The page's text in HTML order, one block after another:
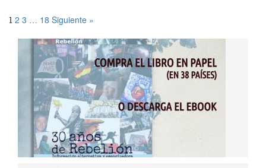
1 2 3 … 18 Siguiente »